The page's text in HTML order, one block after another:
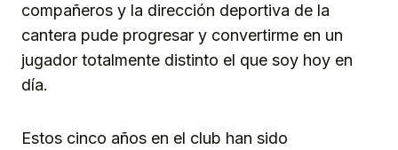
compañeros y la dirección deportiva de la
cantera pude progresar y convertirme en un
jugador totalmente distinto el que soy hoy en
día.
Estos cinco años en el club han sido